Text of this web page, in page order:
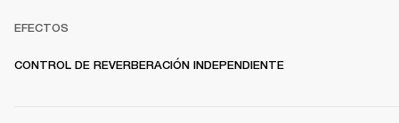
EFECTOS
CONTROL DE REVERBERACIÓN INDEPENDIENTE